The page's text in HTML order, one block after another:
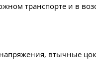
транспорте и в
втычные